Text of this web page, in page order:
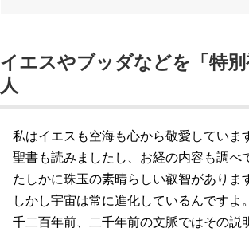
イエスやブッダなどを「特
人
私はイエスも空海も心から敬愛していま
聖書も読みましたし、お経の内容も調べ
たしかに珠玉の素晴らしい叡智がありま
しかし宇宙は常に進化しているんですよ
千二百年前、二千年前の文脈ではその説